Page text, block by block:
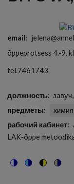
email
õppeprotsess 4.-9.
tel.7461743
должность завуч
предметы
химия
рабочий кабинет
LAK-õppe